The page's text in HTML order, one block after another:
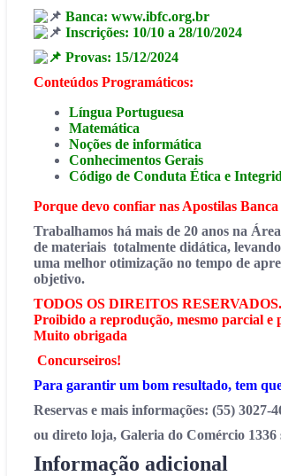
Banca: www.ibfc.org.br
Inscrições: 10/10 a 28/10/2024
Provas: 15/12/2024
Conteúdos Programáticos:
Língua Portuguesa
Matemática
Noções de informática
Conhecimentos Gerais
Código de Conduta Ética e
Porque devo confiar nas Apostilas
Trabalhamos há mais de 20 anos na
de materiais totalmente didática,
uma melhor otimização no tempo de
objetivo.
TODOS OS DIREITOS RESERVADOS.
Proibido a reprodução, mesmo parcial e
Muito obrigada
Concurseiros!
Para garantir um bom resultado, tem
Reservas e mais informações: (55) 3027-
ou direto loja, Galeria do Comércio
Informação adicional